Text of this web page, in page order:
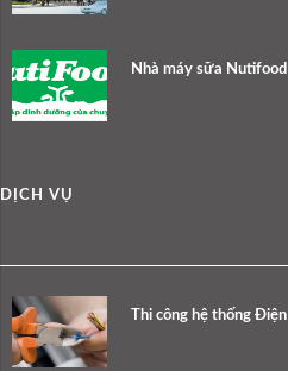
Nhà máy sữa Nutifood
DỊCH VỤ
Thi công hệ thống Điện